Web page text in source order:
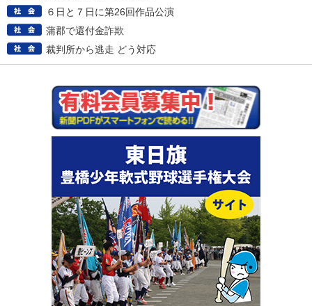
６日と７日に第26回作品公演
蒲郡で還付金詐欺
裁判所から逃走 どう対応